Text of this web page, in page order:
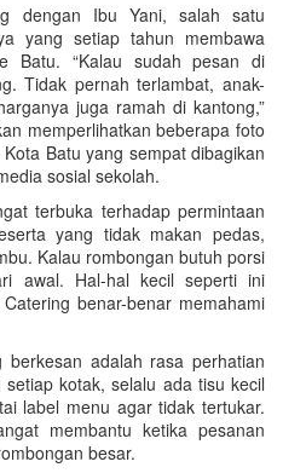
dengan Ibu Yani, salah satu
yang setiap tahun membawa
Batu. “Kalau sudah pesan di
Tidak pernah terlambat, anak-
juga ramah di kantong,”
memperlihatkan beberapa foto
Batu yang sempat dibagikan
sosial sekolah.
terbuka terhadap permintaan
yang tidak makan pedas,
Kalau rombongan butuh porsi
awal. Hal-hal kecil seperti ini
benar-benar memahami
adalah rasa perhatian
kotak, selalu ada tisu kecil
label menu agar tidak tertukar.
membantu ketika pesanan
besar.